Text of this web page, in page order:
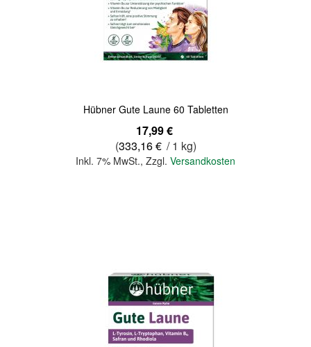
Hübner Gute Laune 60 Tabletten
17,99 €
(333,16 € / 1 kg)
Inkl. 7% MwSt., Zzgl. Versandkosten